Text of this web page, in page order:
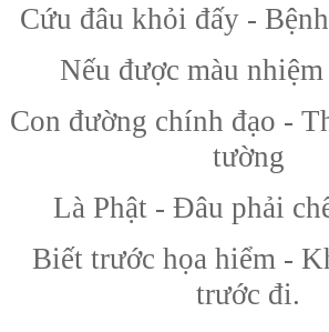
Cứu đâu khỏi đấy -
Nếu được màu nhiệm
Con đường chính đạo -
tường
Là Phật - Đâu phải
Biết trước họa hiểm -
trước đi.